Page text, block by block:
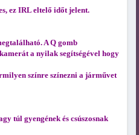
ez IRL eltelő időt jelent.
A Q gomb
a nyilak segítségével hogy
színre színezni a járművet
túl gyengének és csúszosnak